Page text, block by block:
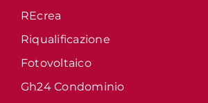
REcrea
Riqualificazione
Fotovoltaico
Gh24 Condominio